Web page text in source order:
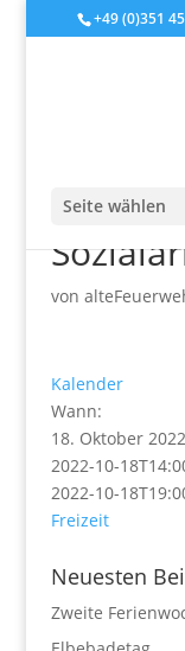
+49 (0)351
Seite wählen
der
von
Kalender
Wann:
18. Oktober
2022-10-
2022-10-
Freizeit
Neuesten
Zweite